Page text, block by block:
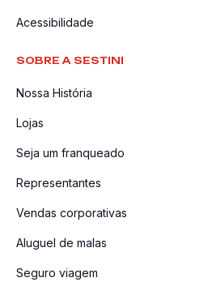
Acessibilidade
SOBRE A SESTINI
Nossa História
Lojas
Seja um franqueado
Representantes
Vendas corporativas
Aluguel de malas
Seguro viagem